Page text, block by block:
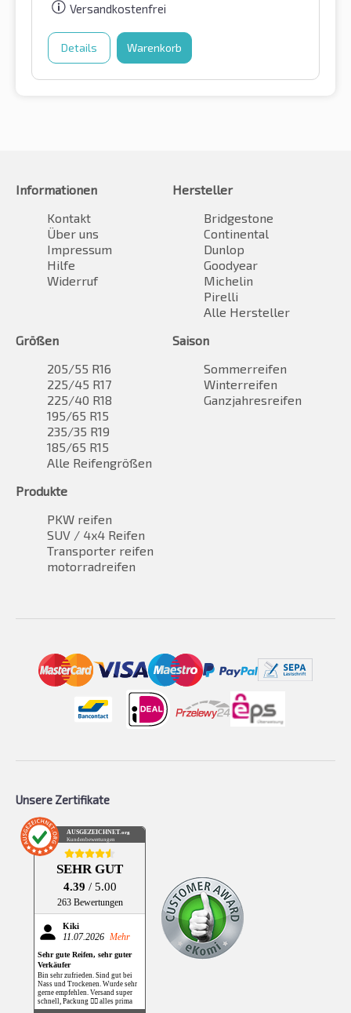
Versandkostenfrei
Details Warenkorb
Informationen
Kontakt
Über uns
Impressum
Hilfe
Widerruf
Hersteller
Bridgestone
Continental
Dunlop
Goodyear
Michelin
Pirelli
Alle Hersteller
Größen
205/55 R16
225/45 R17
225/40 R18
195/65 R15
235/35 R19
185/65 R15
Alle Reifengrößen
Saison
Sommerreifen
Winterreifen
Ganzjahresreifen
Produkte
PKW reifen
SUV / 4x4 Reifen
Transporter reifen
motorradreifen
Unsere Zertifikate
AUSGEZEICHNET.org
Kundenbewertungen
SEHR GUT
4.39 / 5.00
263 Bewertungen
Kiki
11.07.2026 Mehr
Sehr gute Reifen, sehr guter
Verkäufer
Bin sehr zufrieden. Sind gut bei
Nass und Trockenen. Wurde sehr
gerne empfehlen. Versand super
schnell, Packung 👌🏻 alles prima